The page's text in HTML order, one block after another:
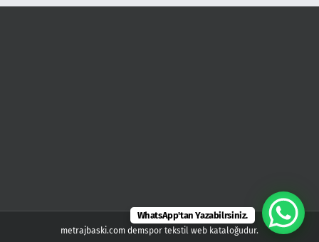
metrajbaski.com demspor tekstil web kataloğudur.
WhatsApp'tan Yazabilrsiniz.